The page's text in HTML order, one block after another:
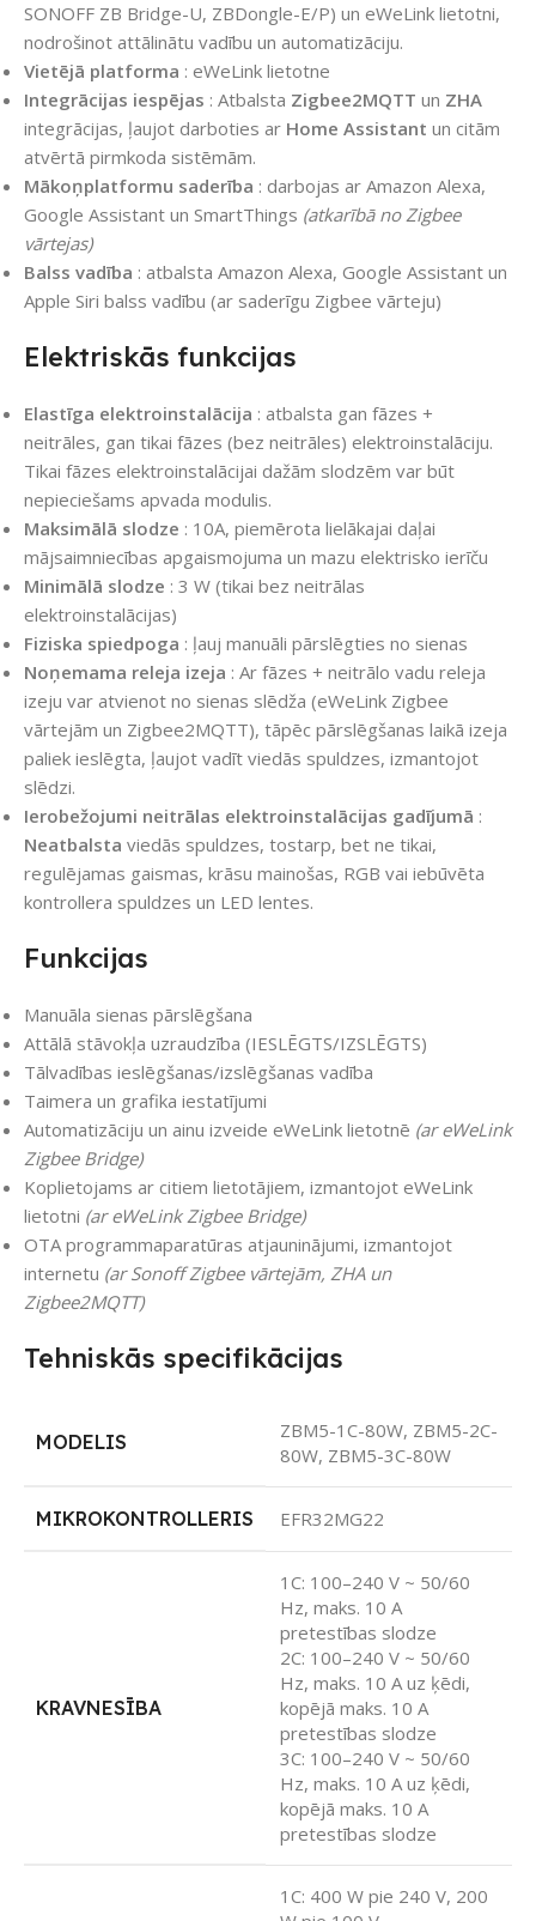
SONOFF ZB Bridge-U, ZBDongle-E/P) un eWeLink lietotni,
nodrošinot attālinātu vadību un automatizāciju.
Vietējā platforma : eWeLink lietotne
Integrācijas iespējas : Atbalsta Zigbee2MQTT un ZHA
integrācijas, ļaujot darboties ar Home Assistant un citām
atvērtā pirmkoda sistēmām.
Mākoņplatformu saderība : darbojas ar Amazon Alexa,
Google Assistant un SmartThings (atkarībā no Zigbee
vārtejas)
Balss vadība : atbalsta Amazon Alexa, Google Assistant un
Apple Siri balss vadību (ar saderīgu Zigbee vārteju)
Elektriskās funkcijas
Elastīga elektroinstalācija : atbalsta gan fāzes +
neitrāles, gan tikai fāzes (bez neitrāles) elektroinstalāciju.
Tikai fāzes elektroinstalācijai dažām slodzēm var būt
nepieciešams apvada modulis.
Maksimālā slodze : 10A, piemērota lielākajai daļai
mājsaimniecības apgaismojuma un mazu elektrisko ierīču
Minimālā slodze : 3 W (tikai bez neitrālas
elektroinstalācijas)
Fiziska spiedpoga : ļauj manuāli pārslēgties no sienas
Noņemama releja izeja : Ar fāzes + neitrālo vadu releja
izeju var atvienot no sienas slēdža (eWeLink Zigbee
vārtejām un Zigbee2MQTT), tāpēc pārslēgšanas laikā izeja
paliek ieslēgta, ļaujot vadīt viedās spuldzes, izmantojot
slēdzi.
Ierobežojumi neitrālas elektroinstalācijas gadījumā :
Neatbalsta viedās spuldzes, tostarp, bet ne tikai,
regulējamas gaismas, krāsu mainošas, RGB vai iebūvēta
kontrollera spuldzes un LED lentes.
Funkcijas
Manuāla sienas pārslēgšana
Attālā stāvokļa uzraudzība (IESLĒGTS/IZSLĒGTS)
Tālvadības ieslēgšanas/izslēgšanas vadība
Taimera un grafika iestatījumi
Automatizāciju un ainu izveide eWeLink lietotnē (ar eWeLink
Zigbee Bridge)
Koplietojams ar citiem lietotājiem, izmantojot eWeLink
lietotni (ar eWeLink Zigbee Bridge)
OTA programmaparatūras atjauninājumi, izmantojot
internetu (ar Sonoff Zigbee vārtejām, ZHA un
Zigbee2MQTT)
Tehniskās specifikācijas
MODELIS
ZBM5-1C-80W, ZBM5-2C-
80W, ZBM5-3C-80W
MIKROKONTROLLERIS EFR32MG22
KRAVNESĪBA
1C: 100–240 V ~ 50/60
Hz, maks. 10 A
pretestības slodze
2C: 100–240 V ~ 50/60
Hz, maks. 10 A uz ķēdi,
kopējā maks. 10 A
pretestības slodze
3C: 100–240 V ~ 50/60
Hz, maks. 10 A uz ķēdi,
kopējā maks. 10 A
pretestības slodze
1C: 400 W pie 240 V, 200